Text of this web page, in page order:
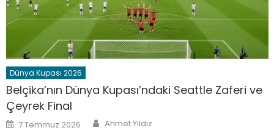
Dünya Kupası 2026
Belçika’nın Dünya Kupası’ndaki Seattle Zaferi ve
Çeyrek Final
Posted
on
7 Temmuz 2026 Author
Ahmet Yıldız